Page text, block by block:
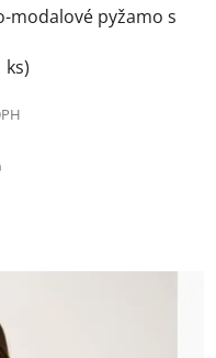
modalové pyžamo s
ks)